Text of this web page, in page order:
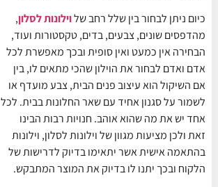
כיום ניתן לבחור בין שלל רחב שלוילונות לסלון,
מהדפסים שונים, צבעים, בדים, טקסטורות ועוד,
הבחירה אין כמעט ואין סופית ובכך מאפשרת לכל
אדם ואדם לבחור את הוילון שהכי מתאים לו, בין
אם השיקול הוא עיצוב פנים הבית, צבע מועדף או
לשמור על סגנון אחיד עם שאר החלונות בבית. לכל
אחד יש את מה שהוא אוהב. חנויות רבות הבינו
זאת ולכן מציעות מגוון של וילונות לסלון, וילונות
בהתאמה אישית אשר יתאימו בדיוק לדרישות של
הלקוח ובכך יתנו לו בדיוק את המוצר המתבקש.